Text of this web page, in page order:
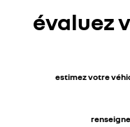
évaluez
estimez votre